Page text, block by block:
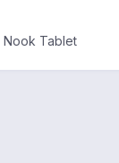
Nook Tablet